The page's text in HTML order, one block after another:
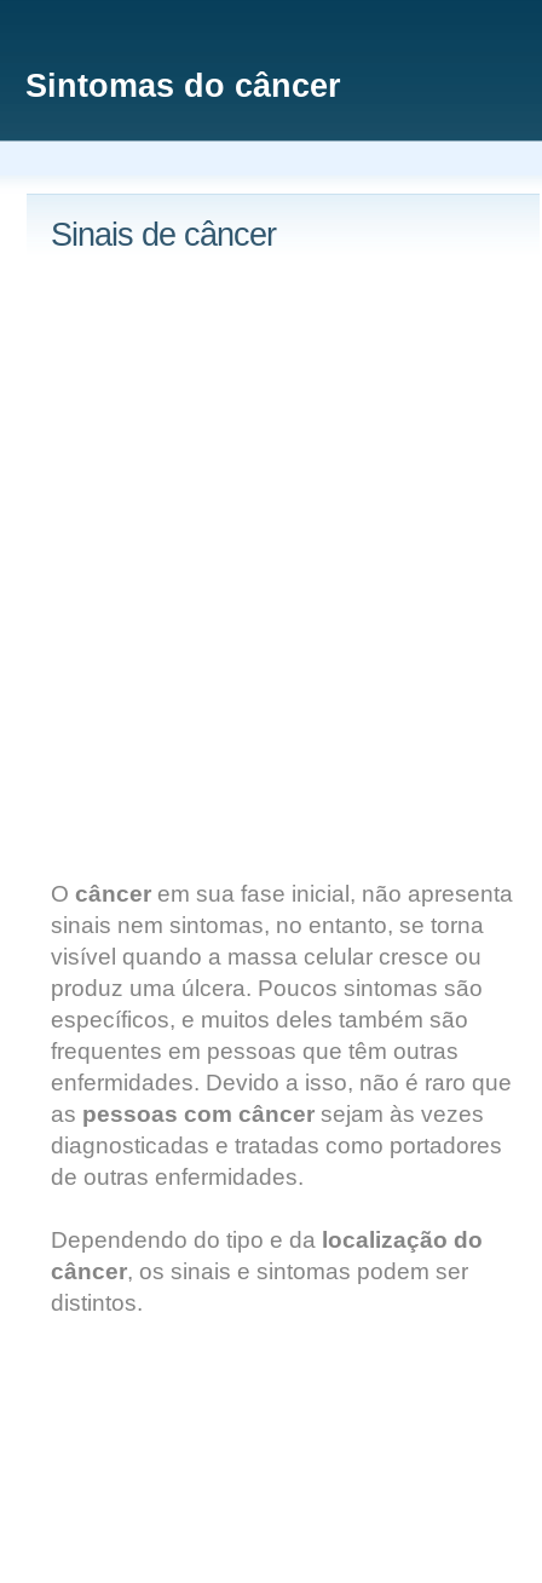
Sintomas do câncer
Sinais de câncer
O câncerem sua fase inicial, não apresenta
sinais nem sintomas, no entanto, se torna
visível quando a massa celular cresce ou
produz uma úlcera. Poucos sintomas são
específicos, e muitos deles também são
frequentes em pessoas que têm outras
enfermidades. Devido a isso, não é raro que
as pessoas com câncersejam às vezes
diagnosticadas e tratadas como portadores
de outras enfermidades.
Dependendo do tipo e da localização do
câncer, os sinais e sintomas podem ser
distintos.